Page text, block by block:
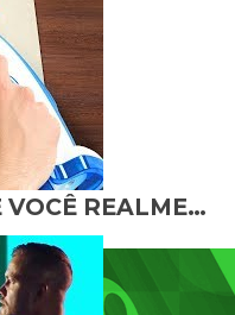
9 IDEIAS DE ARTE QUE VOCÊ REALMENTE VAI QUERER FAZER